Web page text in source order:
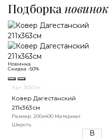
Подборка новинок
Новинка
Скидка -50%
Арт. 3050тн
Ковер Дагестанский
211x363см
Размер: 200х400 Материал:
Шерсть
В